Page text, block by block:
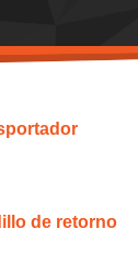
de retorno